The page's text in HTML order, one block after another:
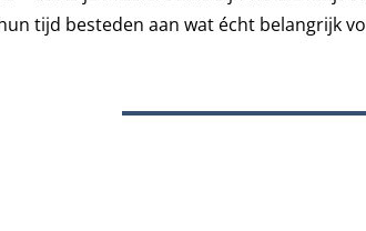
tijd besteden aan wat écht belangrijk